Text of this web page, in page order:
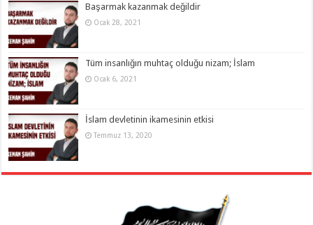
Başarmak kazanmak değildir
Ocak 28, 2021
Tüm insanlığın muhtaç olduğu nizam; İslam
Ocak 6, 2021
İslam devletinin ikamesinin etkisi
Temmuz 13, 2020